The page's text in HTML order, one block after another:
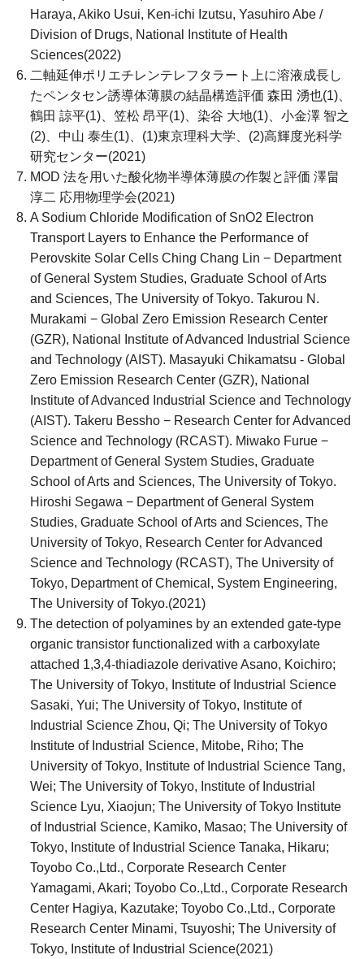
Haraya, Akiko Usui, Ken-ichi Izutsu, Yasuhiro Abe /
Division of Drugs, National Institute of Health
Sciences(2022)
二軸延伸ポリエチレンテレフタラート上に溶液成長し
たペンタセン誘導体薄膜の結晶構造評価 森田 湧也(1)、
鶴田 諒平(1)、笠松 昂平(1)、染谷 大地(1)、小金澤 智之
(2)、中山 泰生(1)、(1)東京理科大学、(2)高輝度光科学
研究センター(2021)
MOD 法を用いた酸化物半導体薄膜の作製と評価 澤畠
淳二 応用物理学会(2021)
A Sodium Chloride Modification of SnO2 Electron
Transport Layers to Enhance the Performance of
Perovskite Solar Cells Ching Chang Lin − Department
of General System Studies, Graduate School of Arts
and Sciences, The University of Tokyo. Takurou N.
Murakami − Global Zero Emission Research Center
(GZR), National Institute of Advanced Industrial Science
and Technology (AIST). Masayuki Chikamatsu - Global
Zero Emission Research Center (GZR), National
Institute of Advanced Industrial Science and Technology
(AIST). Takeru Bessho − Research Center for Advanced
Science and Technology (RCAST). Miwako Furue −
Department of General System Studies, Graduate
School of Arts and Sciences, The University of Tokyo.
Hiroshi Segawa − Department of General System
Studies, Graduate School of Arts and Sciences, The
University of Tokyo, Research Center for Advanced
Science and Technology (RCAST), The University of
Tokyo, Department of Chemical, System Engineering,
The University of Tokyo.(2021)
The detection of polyamines by an extended gate-type
organic transistor functionalized with a carboxylate
attached 1,3,4-thiadiazole derivative Asano, Koichiro;
The University of Tokyo, Institute of Industrial Science
Sasaki, Yui; The University of Tokyo, Institute of
Industrial Science Zhou, Qi; The University of Tokyo
Institute of Industrial Science, Mitobe, Riho; The
University of Tokyo, Institute of Industrial Science Tang,
Wei; The University of Tokyo, Institute of Industrial
Science Lyu, Xiaojun; The University of Tokyo Institute
of Industrial Science, Kamiko, Masao; The University of
Tokyo, Institute of Industrial Science Tanaka, Hikaru;
Toyobo Co.,Ltd., Corporate Research Center
Yamagami, Akari; Toyobo Co.,Ltd., Corporate Research
Center Hagiya, Kazutake; Toyobo Co.,Ltd., Corporate
Research Center Minami, Tsuyoshi; The University of
Tokyo, Institute of Industrial Science(2021)